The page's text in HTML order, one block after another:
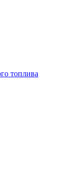
топлива